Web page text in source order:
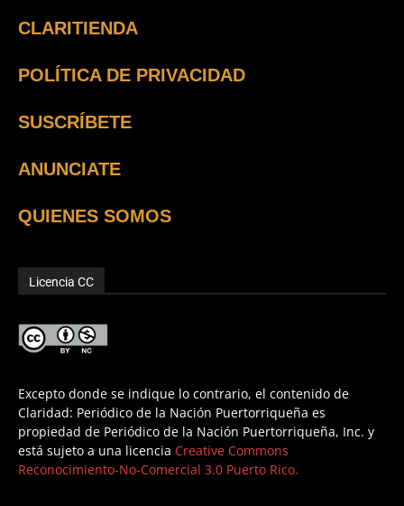
CLARITIENDA
POLÍTICA DE PRIVACIDAD
SUSCRÍBETE
ANUNCIATE
QUIENES SOMOS
Licencia CC
Excepto donde se indique lo contrario, el contenido de
Claridad: Periódico de la Nación Puertorriqueña es
propiedad de Periódico de la Nación Puertorriqueña, Inc. y
está sujeto a una licencia Creative Commons
Reconocimiento-No-Comercial 3.0 Puerto Rico.